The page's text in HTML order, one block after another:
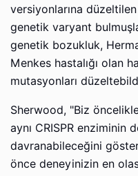
versiyonlarına
genetik varyant
genetik bozukluk,
Menkes hastalığı olan
mutasyonları
Sherwood, "Biz
aynı CRISPR enziminin
davranabileceğini
önce deneyinizin en